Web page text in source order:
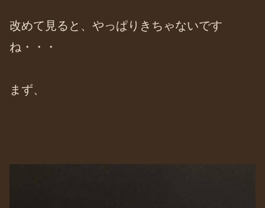
改めて見ると、やっぱりきちゃないです
ね・・・
まず、